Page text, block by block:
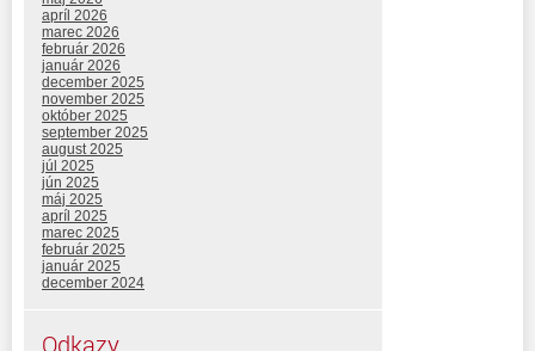
apríl 2026
marec 2026
február 2026
január 2026
december 2025
november 2025
október 2025
september 2025
august 2025
júl 2025
jún 2025
máj 2025
apríl 2025
marec 2025
február 2025
január 2025
december 2024
Odkazy